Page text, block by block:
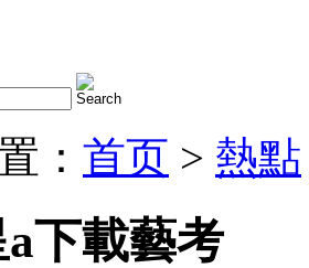
： 首页 > 熱點
下載藝考